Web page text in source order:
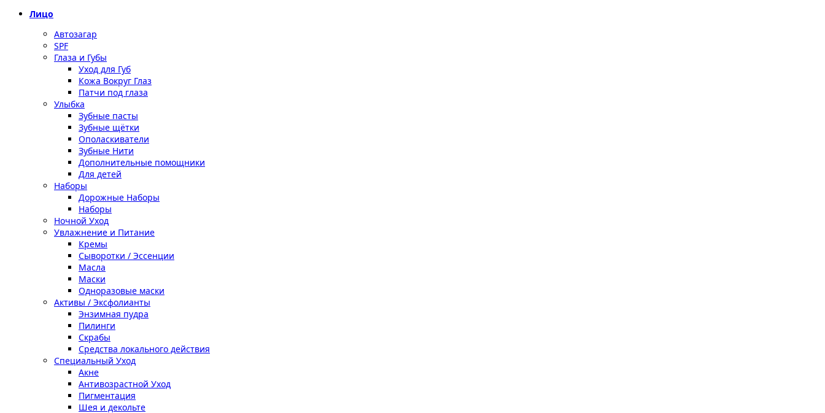
Лицо
Автозагар
SPF
Глаза и Губы
Уход для Губ
Кожа Вокруг Глаз
Патчи под глаза
Улыбка
Зубные пасты
Зубные щётки
Ополаскиватели
Зубные Нити
Дополнительные помощники
Для детей
Наборы
Дорожные Наборы
Наборы
Ночной Уход
Увлажнение и Питание
Кремы
Сыворотки / Эссенции
Масла
Маски
Одноразовые маски
Активы / Эксфолианты
Энзимная пудра
Пилинги
Скрабы
Средства локального действия
Специальный Уход
Акне
Антивозрастной Уход
Пигментация
Шея и декольте